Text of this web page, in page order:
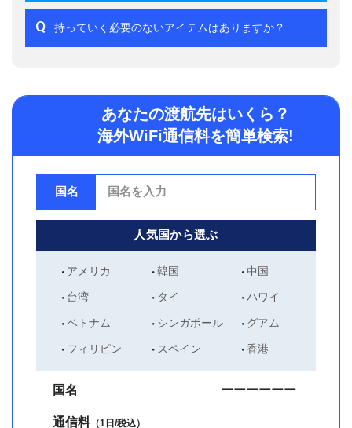
Q 持っていく必要のないアイテムはありますか？
あなたの渡航先はいくら？
海外WiFi通信料を簡単検索!
国名
人気国から選ぶ
アメリカ 韓国 中国
台湾 タイ ハワイ
ベトナム シンガポール グアム
フィリピン スペイン 香港
国名 ーーーーーー
通信料（1日/税込）